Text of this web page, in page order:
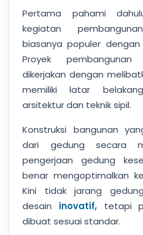
Pertama pahami
kegiatan
biasanya populer
Proyek
dikerjakan dengan
memiliki latar
arsitektur dan teknik sipil.
Konstruksi bangunan
dari gedung secara
pengerjaan gedung
benar mengoptimalkan
Kini tidak jarang
desain inovatif, tetapi
dibuat sesuai standar.